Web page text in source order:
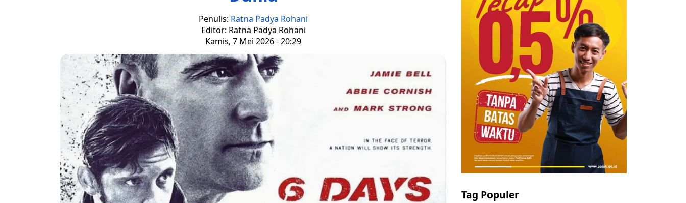
Penulis: Ratna Padya Rohani
Editor: Ratna Padya Rohani
Kamis, 7 Mei 2026 - 20:29
Tag Populer